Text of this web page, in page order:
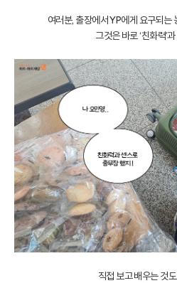
여러분, 출장에서 YP에게 요구되는
그것은 바로 ‘친화력’과
직접 보고 배우는 것